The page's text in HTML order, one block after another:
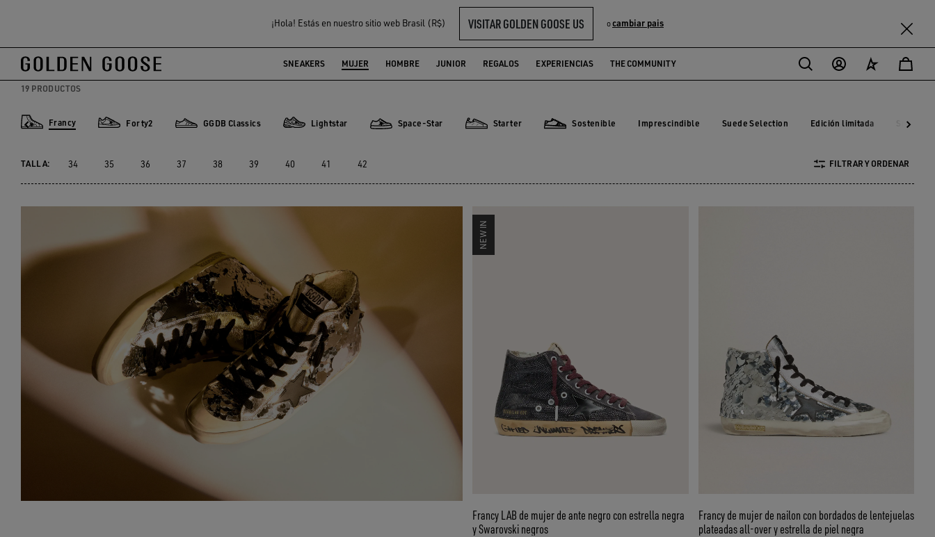
¡Hola! Estás en nuestro sitio web Brasil (R$) VISITAR GOLDEN GOOSE US ocambiar pais
SNEAKERS MUJER HOMBRE JUNIOR REGALOS EXPERIENCIAS THE COMMUNITY
ZAPATILLAS FRANCY MUJER
19 PRODUCTOS
Francy Forty2 GGDB Classics Lightstar Space-Star Starter Sostenible Imprescindible Suede Selection Edición limitada
TALLA: 34 35 36 37 38 39 40 41 42 FILTRAR Y ORDENAR
NEW IN
Francy LAB de mujer de ante negro con estrella negra
y Swarovski negros
Francy de mujer de nailon con bordados de lentejuelas
plateadas all-over y estrella de piel negra